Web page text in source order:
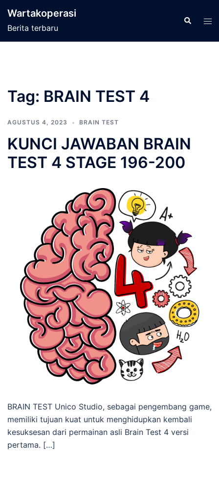
Wartakoperasi
Berita terbaru
Cari
Tag: BRAIN TEST 4
AGUSTUS 4, 2023 BRAIN TEST
KUNCI JAWABAN BRAIN
TEST 4 STAGE 196-200
BRAIN TEST Unico Studio, sebagai pengembang game,
memiliki tujuan kuat untuk menghidupkan kembali
kesuksesan dari permainan asli Brain Test 4 versi
pertama. […]